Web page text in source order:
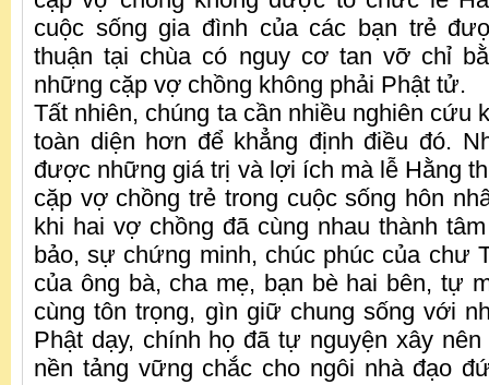
cuộc sống gia đình của các bạn trẻ
thuận tại chùa có nguy cơ tan vỡ chỉ
những cặp vợ chồng không phải Phật tử.
Tất nhiên, chúng ta cần nhiều nghiên cứu
toàn diện hơn để khẳng định điều đó.
được những giá trị và lợi ích mà lễ Hằng
cặp vợ chồng trẻ trong cuộc sống hôn
khi hai vợ chồng đã cùng nhau thành
bảo, sự chứng minh, chúc phúc của chư
của ông bà, cha mẹ, bạn bè hai bên, tự
cùng tôn trọng, gìn giữ chung sống với
Phật dạy, chính họ đã tự nguyện xây
nền tảng vững chắc cho ngôi nhà đạo